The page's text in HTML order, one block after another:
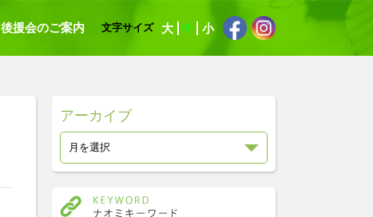
後援会のご案内 文字サイズ 大 中 小
アーカイブ